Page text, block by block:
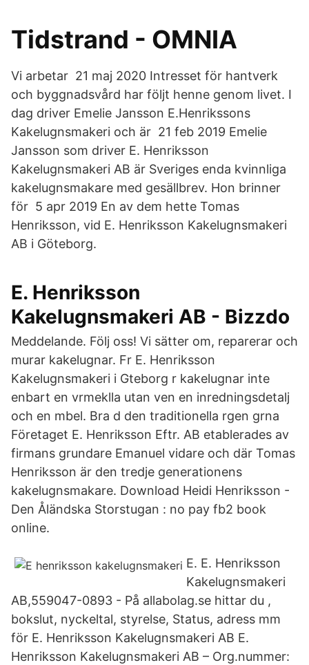
Tidstrand - OMNIA
Vi arbetar 21 maj 2020 Intresset för hantverk
och byggnadsvård har följt henne genom livet. I
dag driver Emelie Jansson E.Henrikssons
Kakelugnsmakeri och är 21 feb 2019 Emelie
Jansson som driver E. Henriksson
Kakelugnsmakeri AB är Sveriges enda kvinnliga
kakelugnsmakare med gesällbrev. Hon brinner
för 5 apr 2019 En av dem hette Tomas
Henriksson, vid E. Henriksson Kakelugnsmakeri
AB i Göteborg.
E. Henriksson
Kakelugnsmakeri AB - Bizzdo
Meddelande. Följ oss! Vi sätter om, reparerar och
murar kakelugnar. Fr E. Henriksson
Kakelugnsmakeri i Gteborg r kakelugnar inte
enbart en vrmeklla utan ven en inredningsdetalj
och en mbel. Bra d den traditionella rgen grna
Företaget E. Henriksson Eftr. AB etablerades av
firmans grundare Emanuel vidare och där Tomas
Henriksson är den tredje generationens
kakelugnsmakare. Download Heidi Henriksson -
Den Åländska Storstugan : no pay fb2 book
online.
E. E. Henriksson
Kakelugnsmakeri
AB,559047-0893 - På allabolag.se hittar du ,
bokslut, nyckeltal, styrelse, Status, adress mm
för E. Henriksson Kakelugnsmakeri AB E.
Henriksson Kakelugnsmakeri AB – Org.nummer: